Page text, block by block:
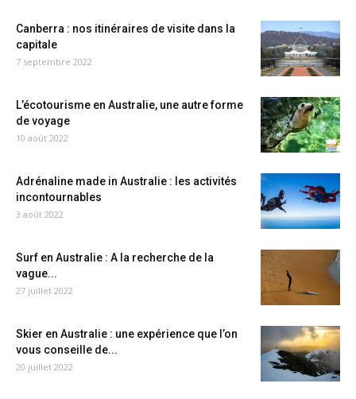
Canberra : nos itinéraires de visite dans la
capitale
7 septembre 2022
L’écotourisme en Australie, une autre forme
de voyage
10 août 2022
Adrénaline made in Australie : les activités
incontournables
3 août 2022
Surf en Australie : A la recherche de la
vague...
27 juillet 2022
Skier en Australie : une expérience que l’on
vous conseille de...
20 juillet 2022